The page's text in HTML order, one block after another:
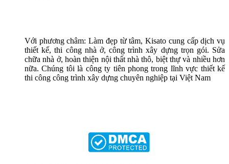
Với phương châm: Làm đẹp từ tâm, Kisato cung cấp dịch vụ
thiết kế, thi công nhà ở, công trình xây dựng trọn gói. Sửa
chữa nhà ở, hoàn thiện nội thất nhà thô, biệt thự và nhiều hơn
nữa. Chúng tôi là công ty tiên phong trong lĩnh vực thiết kế
thi công công trình xây dựng chuyên nghiệp tại Việt Nam